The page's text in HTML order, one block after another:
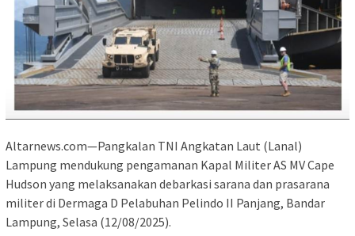
Altarnews.com—Pangkalan TNI Angkatan Laut (Lanal)
Lampung mendukung pengamanan Kapal Militer AS MV Cape
Hudson yang melaksanakan debarkasi sarana dan prasarana
militer di Dermaga D Pelabuhan Pelindo II Panjang, Bandar
Lampung, Selasa (12/08/2025).